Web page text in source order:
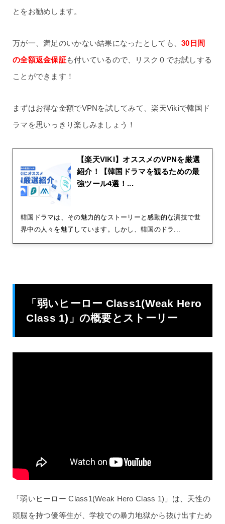
とをお勧めします。
万が一、満足のいかない結果になったとしても、30日間
の全額返金保証も付いているので、リスク０でお試しする
ことができます！
まずはお得な金額でVPNを試してみて、楽天Vikiで韓国ド
ラマを思いっきり楽しみましょう！
【楽天VIKI】オススメのVPNを厳選
紹介！【韓国ドラマを観るための最
強ツール4選！...
韓国ドラマは、その魅力的なストーリーと感動的な演技で世
界中の人々を魅了しています。しかし、韓国のドラ...
「弱いヒーロー Class1(Weak Hero
Class 1)」の概要とストーリー
「弱いヒーロー Class1(Weak Hero Class 1)」は、天性の
頭脳を持つ優等生が、学校での暴力地獄から抜け出すため